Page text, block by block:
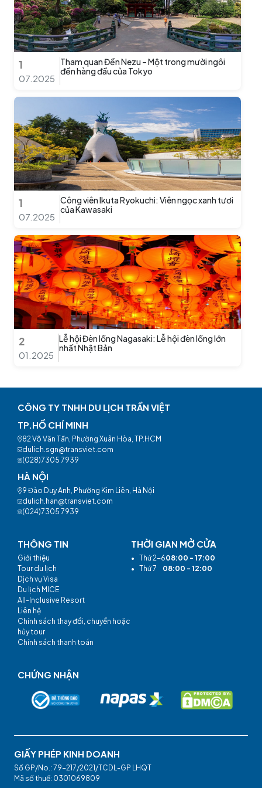
1
07.2025
Tham quan Đền Nezu – Một trong mười ngôi
đền hàng đầu của Tokyo
1
07.2025
Công viên Ikuta Ryokuchi: Viên ngọc xanh tươi
của Kawasaki
2
01.2025
Lễ hội Đèn lồng Nagasaki: Lễ hội đèn lồng lớn
nhất Nhật Bản
CÔNG TY TNHH DU LỊCH TRẦN VIỆT
TP.HỒ CHÍ MINH
82 Võ Văn Tần, Phường Xuân Hòa, TP.HCM
dulich.sgn@transviet.com
(028)7305 7939
HÀ NỘI
9 Đào Duy Anh, Phường Kim Liên, Hà Nội
dulich.han@transviet.com
(024)7305 7939
THÔNG TIN
Giới thiệu
Tour du lịch
Dịch vụ Visa
Du lịch MICE
All-Inclusive Resort
Liên hệ
Chính sách thay đổi, chuyển hoặc
hủy tour
Chính sách thanh toán
THỜI GIAN MỞ CỬA
• Thứ 2-608:00 - 17:00
• Thứ 7 08:00 - 12:00
CHỨNG NHẬN
GIẤY PHÉP KINH DOANH
Số GP/No.: 79-217/2021/TCDL-GP LHQT
Mã số thuế: 0301069809